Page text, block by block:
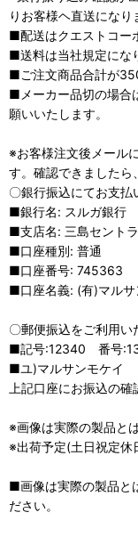
りお客様ヘ直送になり
■配送はクエストコー
■送料は当社規定にな
■ご注文商品合計が
■メーカー品切の場合
願いいたします。
※お客様注文後メール
す。確認できましたら
〇銀行振込にてお支払
■銀行名: スルガ銀行
■支店名: 三島セント
■口座種別: 普通
■口座番号: 745363
■口座名義: (有)マルサ
〇郵便振込をご利用い
■記号:12340 番号
■ユ)マルサンモケイ
上記口座にお振込の確
※画像は実際の製品と
※出荷予定(土日祝定休
■画像は実際の製品と
ださい。